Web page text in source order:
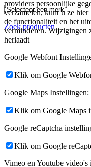
Zoek producten
providers persoonlijke
verzamelen, kunt u ze
de functionaliteit en het
verminderen. Wijzigingen
herlaadt
Google Webfont
Klik om Google
Google Maps Instellingen:
Klik om Google Maps
Google reCaptcha
Klik om Google
Vimeo en Youtube video's